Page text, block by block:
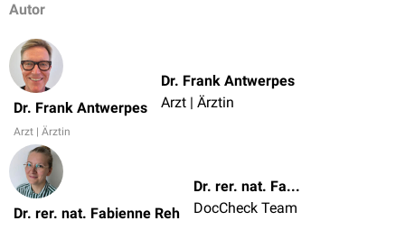
Autor
Dr. Frank Antwerpes
Arzt | Ärztin
Dr. Frank Antwerpes
Arzt | Ärztin
Dr. rer. nat. Fabienne Reh
Dr. rer. nat. Fabienne Reh
DocCheck Team